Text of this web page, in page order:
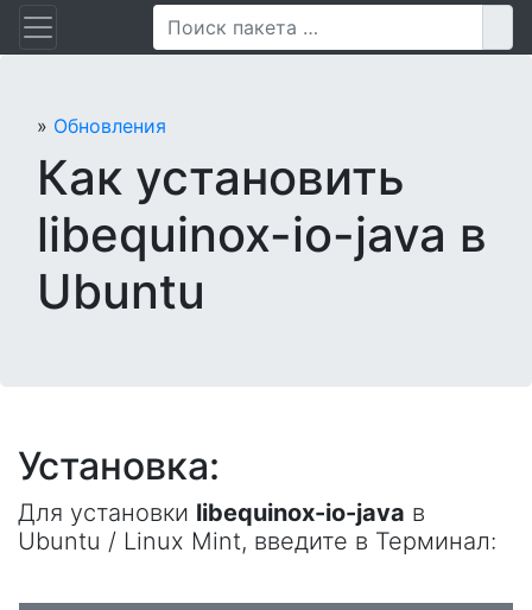
Перейти
» Обновления
Как установить
libequinox-io-java в
Ubuntu
Установка:
Для установки libequinox-io-java в
Ubuntu / Linux Mint, введите в Терминал: